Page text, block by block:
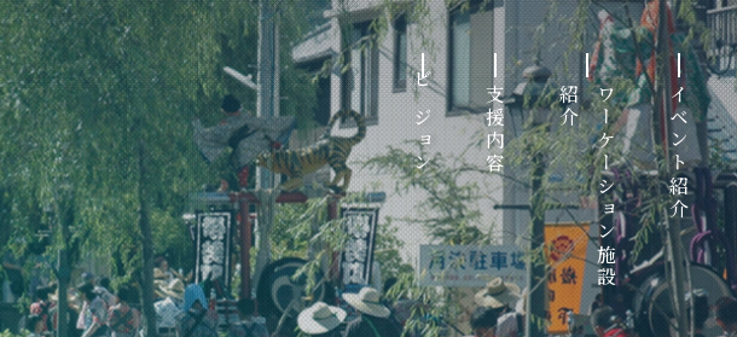
ビジョン 支援内容 ワ
ー
ケ
ー
シ
ョ
ン
施
設
紹
介 イベント紹介